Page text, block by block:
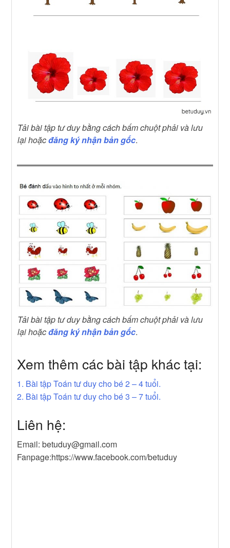
Tải bài tập tư duy bằng cách bấm chuột phải và lưu
lại hoặcđăng ký nhận bản gốc.
Tải bài tập tư duy bằng cách bấm chuột phải và lưu
lại hoặcđăng ký nhận bản gốc.
Xem thêm các bài tập khác tại:
1. Bài tập Toán tư duy cho bé 2 – 4 tuổi.
2. Bài tập Toán tư duy cho bé 3 – 7 tuổi.
Liên hệ:
Email: betuduy@gmail.com
Fanpage:https://www.facebook.com/betuduy